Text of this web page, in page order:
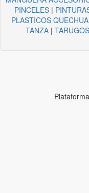
PINCELES|
PLASTICOS QUECHUA
TANZA | TARUGOS